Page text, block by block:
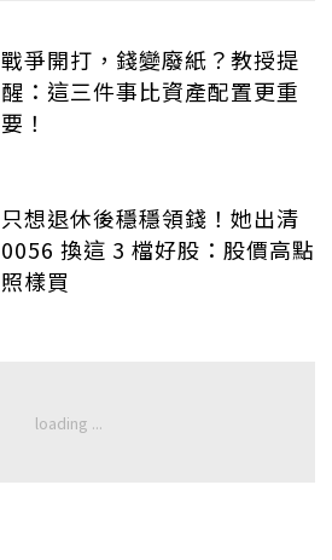
戰爭開打，錢變廢紙？教授提
醒：這三件事比資產配置更重
要！
只想退休後穩穩領錢！她出清
0056 換這 3 檔好股：股價高點
照樣買